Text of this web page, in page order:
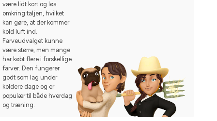
være lidt kort og løs
omkring taljen, hvilket
kan gøre, at der kommer
kold luft ind.
Farveudvalget kunne
være større, men mange
har købt flere i forskellige
farver. Den fungerer
godt som lag under
koldere dage og er
populær til både hverdag
og træning.